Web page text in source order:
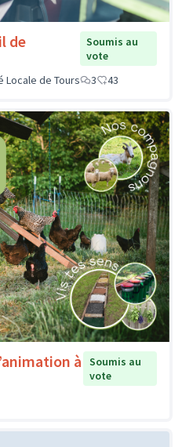
de
Soumis au
vote
Locale de Tours
3 43
à
Soumis au
vote